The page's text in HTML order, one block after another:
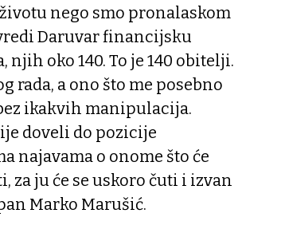
nego smo pronalaskom
Daruvar financijsku
oko 140. To je 140 obitelji.
rada, a ono što me posebno
ikakvih manipulacija.
doveli do pozicije
najavama o onome što će
za ju će se uskoro čuti i izvan
Marko Marušić.